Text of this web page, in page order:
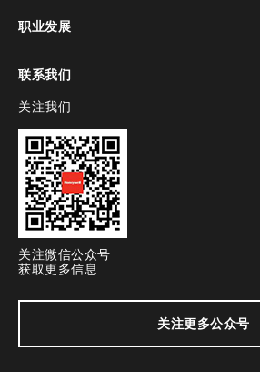
职业发展
联系我们
toggle view
关注我们
关注微信公众号
获取更多信息
关注更多公众号